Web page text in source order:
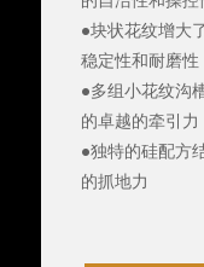
●块状花纹增大
稳定性和耐磨性
●多组小花纹沟
的卓越的牵引力
●独特的硅配方
的抓地力